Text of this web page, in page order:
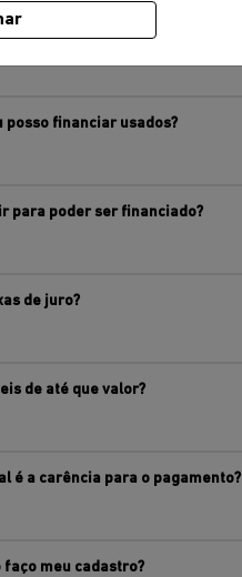
posso financiar usados?
para poder ser financiado?
de juro?
de até que valor?
é a carência para o pagamento?
meu cadastro?